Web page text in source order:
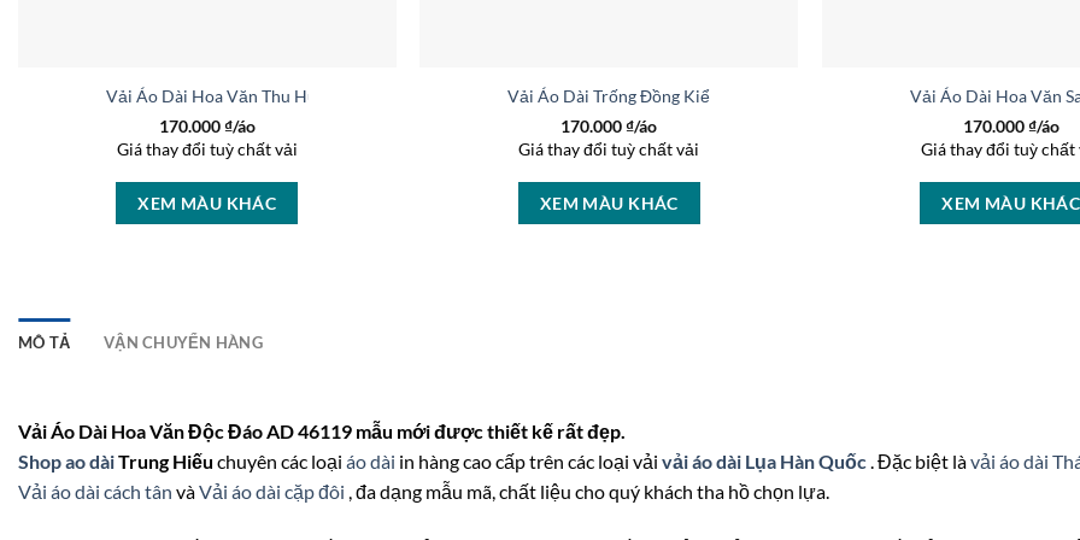
Vải Áo Dài Hoa Văn Thu Hút AD 46446
170.000₫/áo
Giá thay đổi tuỳ chất vải
XEM MÀU KHÁC
Vải Áo Dài Trống Đồng Kiểu Mới AD 16993
170.000₫/áo
Giá thay đổi tuỳ chất vải
XEM MÀU KHÁC
Vải Áo Dài Hoa Văn
170.000₫/áo
Giá thay đổi tuỳ chất
XEM MÀU KHÁC
MÔ TẢ VẬN CHUYỂN HÀNG
Vải Áo Dài Hoa Văn Độc Đáo AD 46119 mẫu mới được thiết kế rất đẹp.
Shop ao dàiTrung Hiếu chuyên các loại áo dài in hàng cao cấp trên các loại vải vải áo dài Lụa Hàn Quốc. Đặc biệt làvải áo dài
Vải áo dài cách tân vàVải áo dài cặp đôi , đa dạng mẫu mã, chất liệu cho quý khách tha hồ chọn lựa.